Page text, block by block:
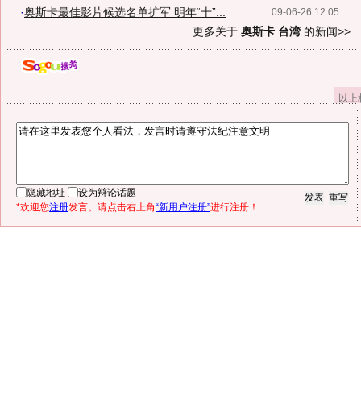
09-06-26 12:05
·奥斯卡最佳影片候选名单扩军 明年“十”...
更多关于 奥斯卡 台湾的新闻>>
以
隐藏地址
设为辩论话题
*欢迎您注册发言。请点击右上角“新用户注册”进行注册！